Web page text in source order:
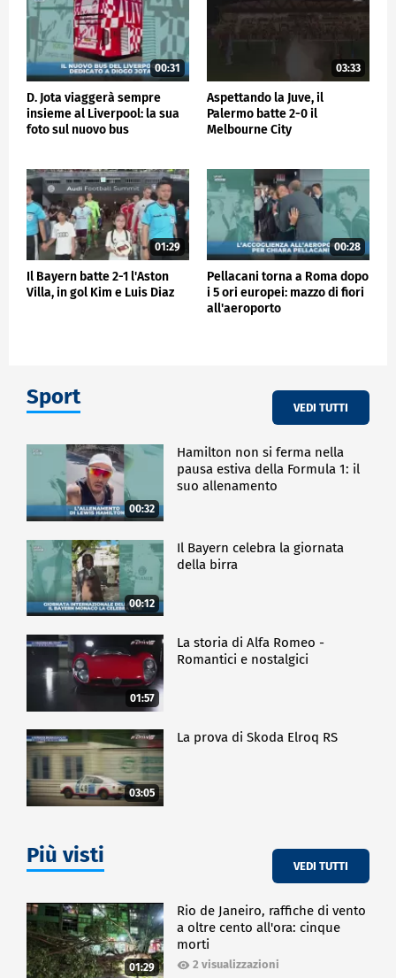
00:31
D. Jota viaggerà sempre
insieme al Liverpool: la sua
foto sul nuovo bus
03:33
Aspettando la Juve, il
Palermo batte 2-0 il
Melbourne City
01:29
Il Bayern batte 2-1 l'Aston
Villa, in gol Kim e Luis Diaz
00:28
Pellacani torna a Roma dopo
i 5 ori europei: mazzo di fiori
all'aeroporto
Sport VEDI TUTTI
00:32
Hamilton non si ferma nella
pausa estiva della Formula 1: il
suo allenamento
00:12
Il Bayern celebra la giornata
della birra
01:57
La storia di Alfa Romeo -
Romantici e nostalgici
03:05
La prova di Skoda Elroq RS
Più visti VEDI TUTTI
01:29
Rio de Janeiro, raffiche di vento
a oltre cento all'ora: cinque
morti
2 visualizzazioni